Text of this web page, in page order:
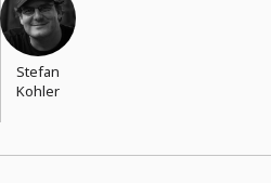
Stefan
Kohler